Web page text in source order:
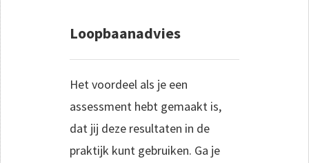
Loopbaanadvies
Het voordeel als je een
assessment hebt gemaakt is,
dat jij deze resultaten in de
praktijk kunt gebruiken. Ga je